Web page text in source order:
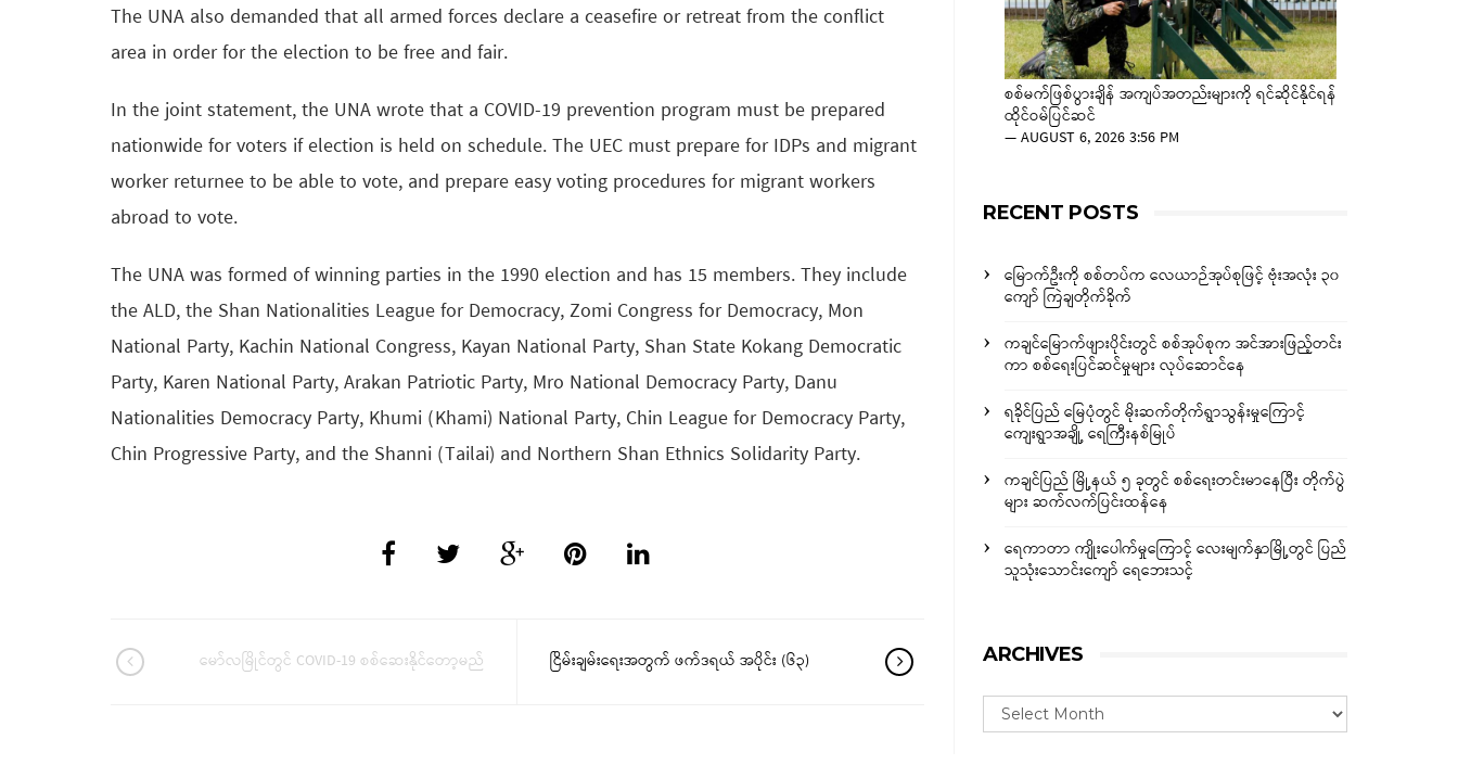
The UNA also demanded that all armed forces declare a ceasefire or retreat from the conflict
area in order for the election to be free and fair.
In the joint statement, the UNA wrote that a COVID-19 prevention program must be prepared
nationwide for voters if election is held on schedule. The UEC must prepare for IDPs and migrant
worker returnee to be able to vote, and prepare easy voting procedures for migrant workers
abroad to vote.
The UNA was formed of winning parties in the 1990 election and has 15 members. They include
the ALD, the Shan Nationalities League for Democracy, Zomi Congress for Democracy, Mon
National Party, Kachin National Congress, Kayan National Party, Shan State Kokang Democratic
Party, Karen National Party, Arakan Patriotic Party, Mro National Democracy Party, Danu
Nationalities Democracy Party, Khumi (Khami) National Party, Chin League for Democracy Party,
Chin Progressive Party, and the Shanni (Tailai) and Northern Shan Ethnics Solidarity Party.
မော်လမြိုင်တွင် COVID-19 စစ်ဆေးနိုင်တော့မည် ငြိမ်းချမ်းရေးအတွက် ဖက်ဒရယ် အပိုင်း (၆၃)
စစ်မက်ဖြစ်ပွားချိန် အကျပ်အတည်းများကို ရင်ဆိုင်နိုင်ရန်
ထိုင်ဝမ်ပြင်ဆင်
—AUGUST 6, 2026 3:56 PM
RECENT POSTS
မြောက်ဦးကို စစ်တပ်က လေယာဉ်အုပ်စုဖြင့် ဗုံးအလုံး ၃၀
ကျော် ကြဲချတိုက်ခိုက်
ကချင်မြောက်ဖျားပိုင်းတွင် စစ်အုပ်စုက အင်အားဖြည့်တင်း
ကာ စစ်ရေးပြင်ဆင်မှုများ လုပ်ဆောင်နေ
ရခိုင်ပြည် မြေပုံတွင် မိုးဆက်တိုက်ရွာသွန်းမှုကြောင့်
ကျေးရွာအချို့ ရေကြီးနစ်မြုပ်
ကချင်ပြည် မြို့နယ် ၅ ခုတွင် စစ်ရေးတင်းမာနေပြီး တိုက်ပွဲ
များ ဆက်လက်ပြင်းထန်နေ
ရေကာတာ ကျိုးပေါက်မှုကြောင့် လေးမျက်နှာမြို့တွင် ပြည်
သူသုံးသောင်းကျော် ရေဘေးသင့်
ARCHIVES